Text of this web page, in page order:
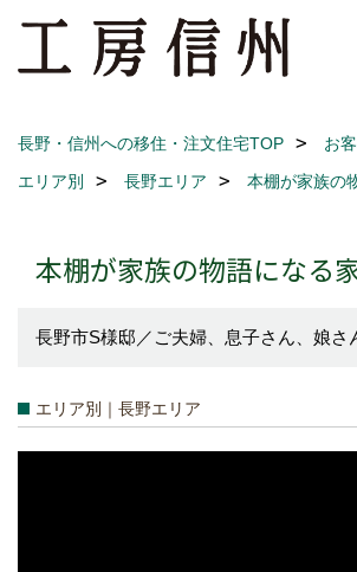
長野・信州への移住・注文住宅TOP
お
エリア別
長野エリア 本棚が家族の
本棚が家族の物語になる
長野市S様邸／ご夫婦、息子さん、娘さ
エリア別｜長野エリア